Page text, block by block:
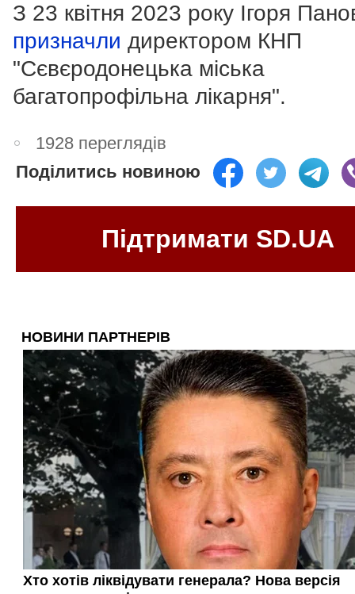
З 23 квітня 2023 року Ігоря
призначли директором КНП
"Сєвєродонецька міська
багатопрофільна лікарня".
1928 переглядів
Поділитись новиною
Підтримати SD.UA